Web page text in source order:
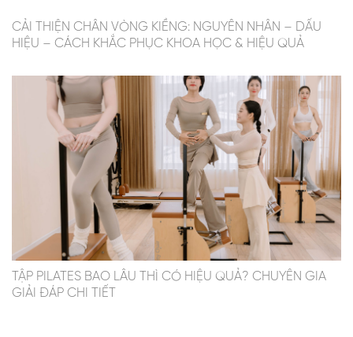
CẢI THIỆN CHÂN VÒNG KIỀNG: NGUYÊN NHÂN – DẤU
HIỆU – CÁCH KHẮC PHỤC KHOA HỌC & HIỆU QUẢ
TẬP PILATES BAO LÂU THÌ CÓ HIỆU QUẢ? CHUYÊN GIA
GIẢI ĐÁP CHI TIẾT